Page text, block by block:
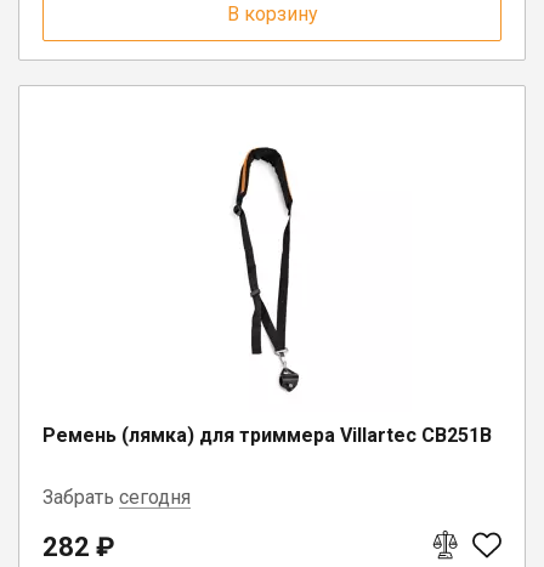
г. Белозерск, ул. С.Орлова, д. 10А
п. Коноша, ул. Советская, д. 72А
В корзину
Ремень (лямка) для триммера Villartec CB251B
Забрать сегодня
пгт. Чагода, ул. Кооперативная, д.
282 ₽